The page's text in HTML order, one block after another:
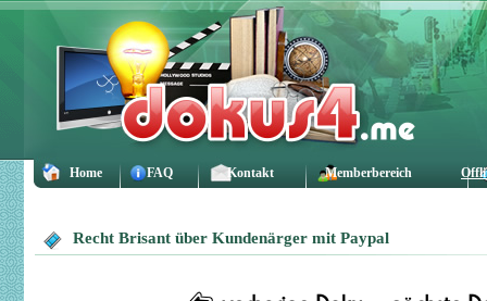
Home FAQ Kontakt Memberbereich
Recht Brisant über Kundenärger mit Paypal